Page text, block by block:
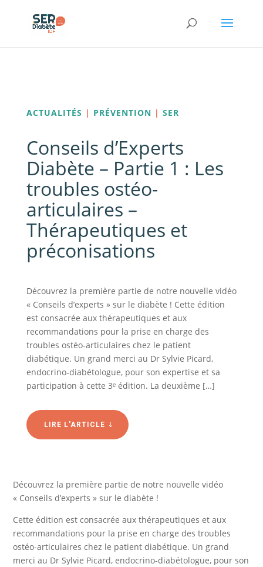
ACTUALITÉS | PRÉVENTION | SER
Conseils d’Experts
Diabète – Partie 1 : Les
troubles ostéo-
articulaires –
Thérapeutiques et
préconisations
Découvrez la première partie de notre nouvelle vidéo
« Conseils d’experts » sur le diabète ! Cette édition
est consacrée aux thérapeutiques et aux
recommandations pour la prise en charge des
troubles ostéo-articulaires chez le patient
diabétique. Un grand merci au Dr Sylvie Picard,
endocrino-diabétologue, pour son expertise et sa
participation à cette 3ᵉ édition. La deuxième […]
LIRE L'ARTICLE
Découvrez la première partie de notre nouvelle vidéo
« Conseils d’experts » sur le diabète !
Cette édition est consacrée aux thérapeutiques et aux
recommandations pour la prise en charge des troubles
ostéo-articulaires chez le patient diabétique. Un grand
merci au Dr Sylvie Picard, endocrino-diabétologue, pour son